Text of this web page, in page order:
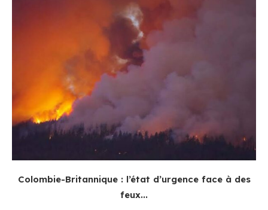
Colombie-Britannique : l’état d’urgence face à des
feux...